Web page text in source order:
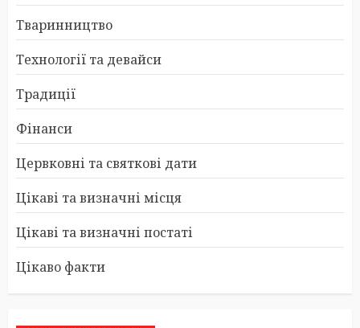
Тваринництво
Технології та девайси
Традиції
Фінанси
Цервковні та святкові дати
Цікаві та визначні місця
Цікаві та визначні постаті
Цікаво факти